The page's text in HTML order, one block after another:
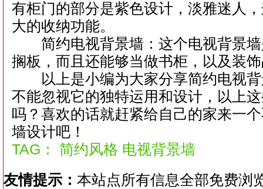
有柜门的部分是紫色设计，淡雅迷人
大的收纳功能。
简约电视背景墙：这个电视背景墙
搁板，而且还能够当做书柜，以及装
以上是小编为大家分享简约电视背
不能忽视它的独特运用和设计，以上
吗？喜欢的话就赶紧给自己的家来一
墙设计吧！
TAG： 简约风格 电视背景墙
友情提示： 本站点所有信息全部免费浏